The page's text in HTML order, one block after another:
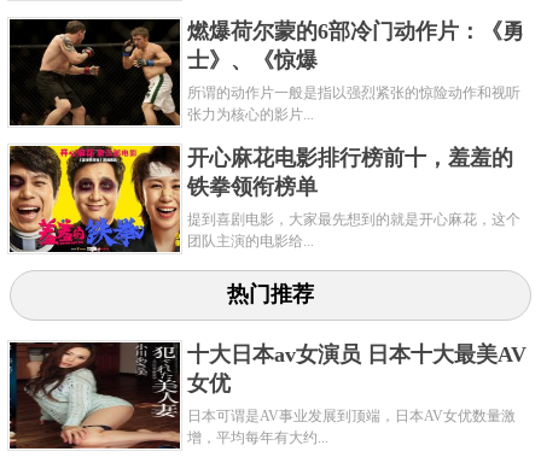
燃爆荷尔蒙的6部冷门动作片：《勇
士》、《惊爆
所谓的动作片一般是指以强烈紧张的惊险动作和视听
张力为核心的影片...
开心麻花电影排行榜前十，羞羞的
铁拳领衔榜单
提到喜剧电影，大家最先想到的就是开心麻花，这个
团队主演的电影给...
热门推荐
十大日本av女演员 日本十大最美AV
女优
日本可谓是AV事业发展到顶端，日本AV女优数量激
增，平均每年有大约...